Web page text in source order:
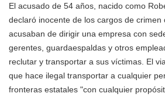
El acusado de 54 años, nacido como
declaró inocente de los cargos de crimen
acusaban de dirigir una empresa con
gerentes, guardaespaldas y otros
reclutar y transportar a sus víctimas. El
que hace ilegal transportar a cualquier
fronteras estatales "con cualquier